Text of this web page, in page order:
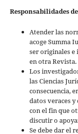
Responsabilidades
Atender las
acoge Summa
ser originales e
en otra Revista.
Los
las Ciencias
consecuencia,
datos veraces
con el fin que
discutir o
Se debe dar el